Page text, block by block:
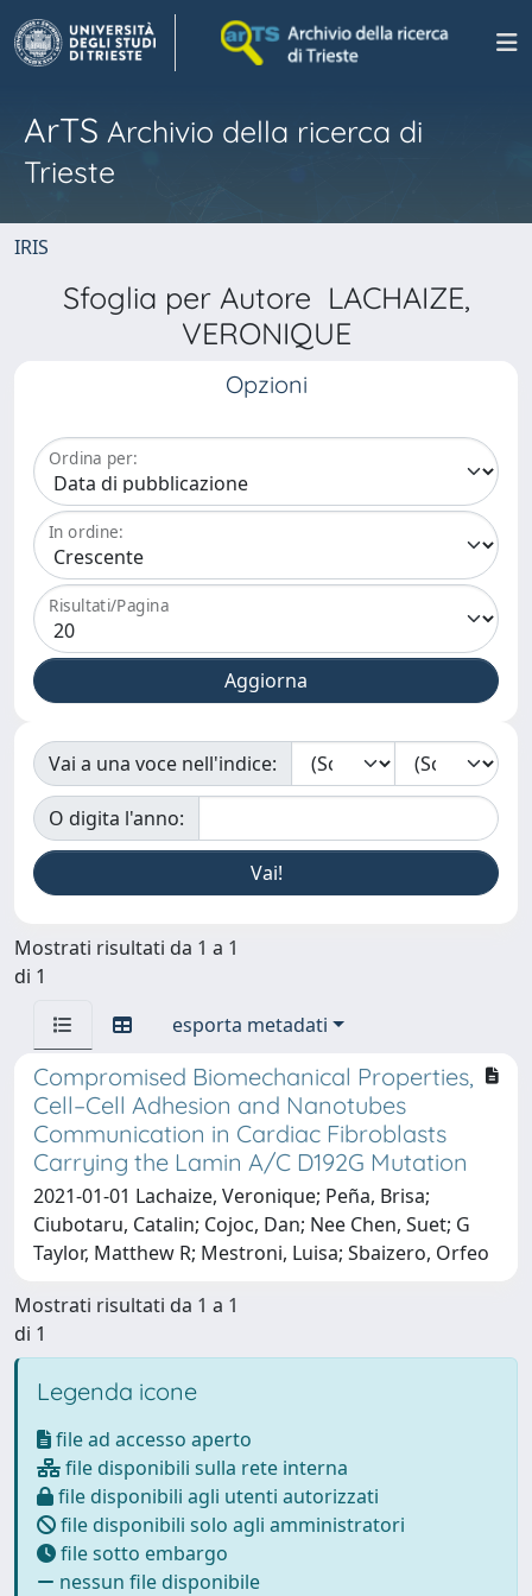
ArTS Archivio della ricerca di
Trieste
IRIS
Sfoglia per Autore LACHAIZE,
VERONIQUE
Opzioni
Ordina per:
In ordine:
Risultati/Pagina
Vai a una voce nell'indice:
O digita l'anno:
Mostrati risultati da 1 a 1
di 1
esporta metadati
Compromised Biomechanical Properties,
Cell–Cell Adhesion and Nanotubes
Communication in Cardiac Fibroblasts
Carrying the Lamin A/C D192G Mutation
2021-01-01 Lachaize, Veronique; Peña, Brisa;
Ciubotaru, Catalin; Cojoc, Dan; Nee Chen, Suet; G
Taylor, Matthew R; Mestroni, Luisa; Sbaizero, Orfeo
Mostrati risultati da 1 a 1
di 1
Legenda icone
file ad accesso aperto
file disponibili sulla rete interna
file disponibili agli utenti autorizzati
file disponibili solo agli amministratori
file sotto embargo
nessun file disponibile